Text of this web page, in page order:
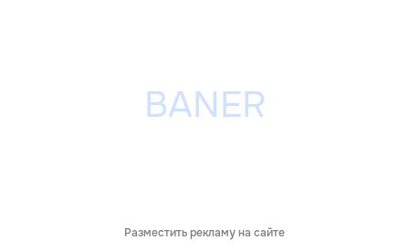
Разместить рекламу на сайте